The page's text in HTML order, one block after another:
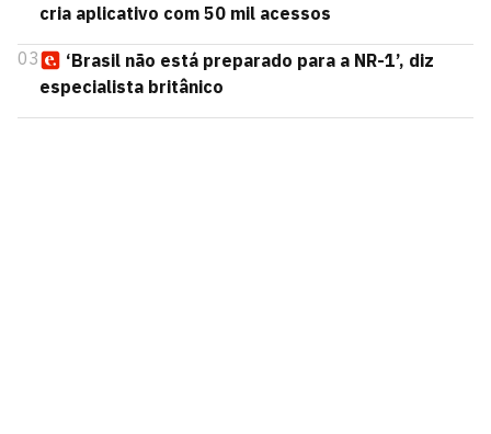
cria aplicativo com 50 mil acessos
03
‘Brasil não está preparado para a NR-1’, diz
especialista britânico